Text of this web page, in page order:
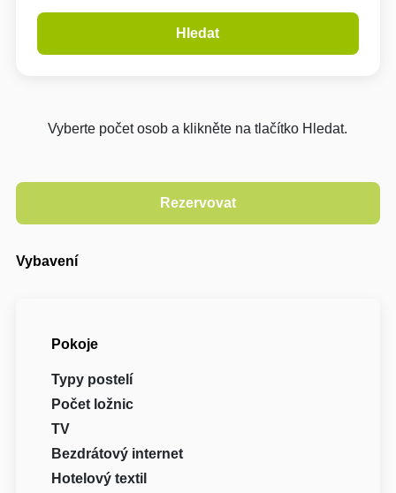
Hledat
Vyberte počet osob a klikněte na tlačítko Hledat.
Vybavení
Pokoje
Typy postelí
Počet ložnic
TV
Bezdrátový internet
Hotelový textil